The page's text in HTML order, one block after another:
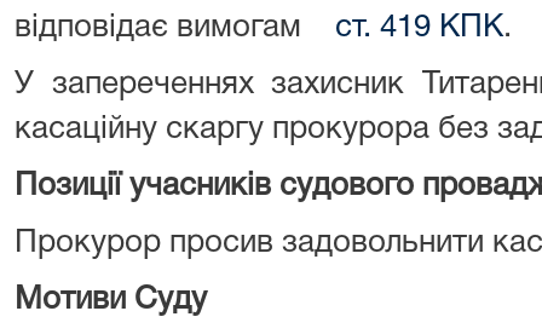
відповідає вимогам ст. 419 КПК.
У запереченнях захисник
касаційну скаргу прокурора без
Позиції учасників судового
Прокурор просив задовольнити
Мотиви Суду